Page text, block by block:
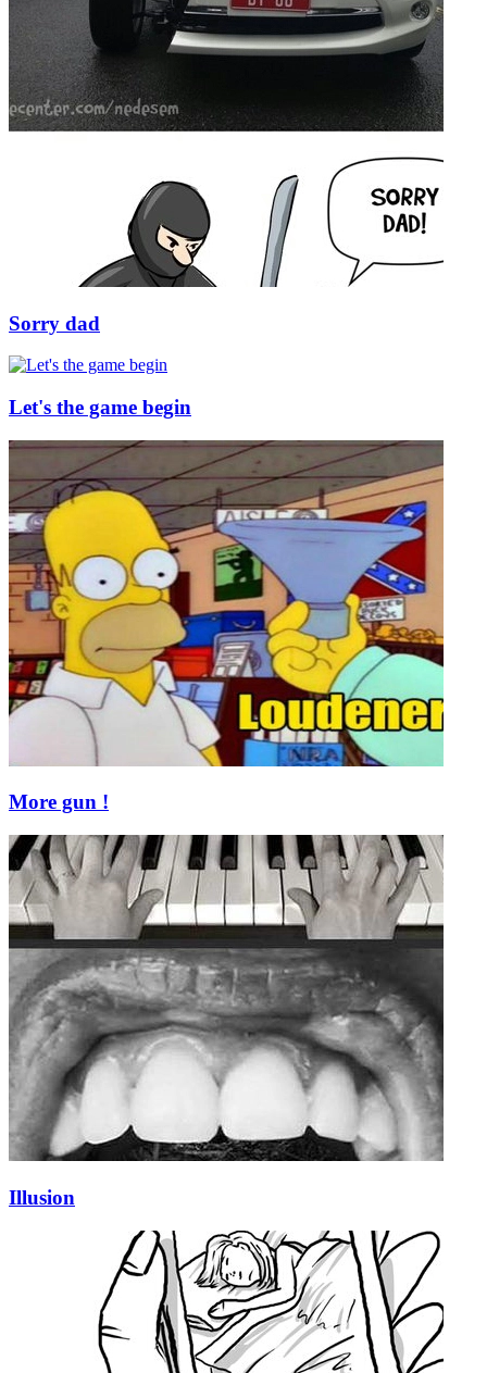
Sorry dad
Let's the game begin
More gun !
Illusion